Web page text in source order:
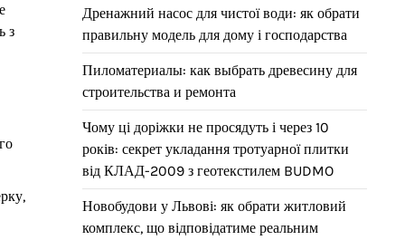
з
Дренажний насос для чистої води: як обрати
правильну модель для дому і господарства
Пиломатериалы: как выбрать древесину для
строительства и ремонта
Чому ці доріжки не просядуть і через 10
років: секрет укладання тротуарної плитки
від КЛАД-2009 з геотекстилем BUDMO
Новобудови у Львові: як обрати житловий
комплекс, що відповідатиме реальним